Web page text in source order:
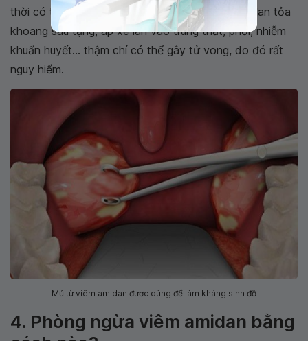
thời có thể gây ra các biến chứng như viêm tấy lan tỏa
khoang sau tạng, áp xe lan vào trung thất, phổi, nhiễm
khuẩn huyết... thậm chí có thể gây tử vong, do đó rất
nguy hiểm.
Mủ từ viêm amidan đươc dùng để làm kháng sinh đồ
4. Phòng ngừa viêm amidan bằng